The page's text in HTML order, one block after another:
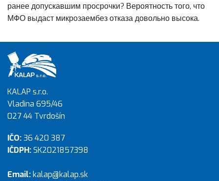
ранее допускавшим просрочки? Вероятность того, что
МФО выдаст микрозаембез отказа довольно высока.
KALAP s.r.o.
Vladina 695/46
027 44 Tvrdošín
IČO:36 420 387
IČDPH:SK2021857398
Email: kalap@kalap.sk